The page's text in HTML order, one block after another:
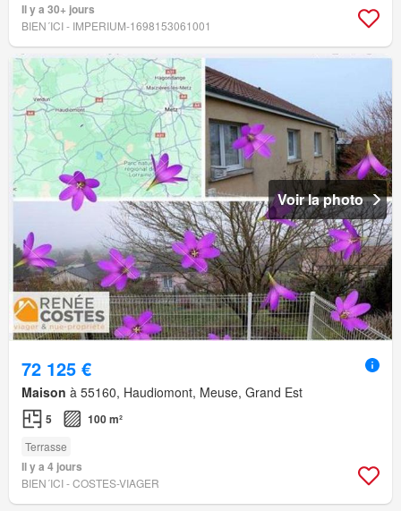
Il y a 30+ jours
BIEN´ICI - IMPERIUM-1698153061001
Voir la photo
72 125 €
Maison à 55160, Haudiomont, Meuse, Grand Est
5 100 m²
Terrasse
Il y a 4 jours
BIEN´ICI - COSTES-VIAGER